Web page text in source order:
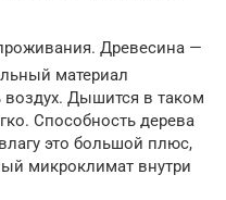
Древесина —
материал
Дышится в таком
Способность дерева
это большой плюс,
микроклимат внутри